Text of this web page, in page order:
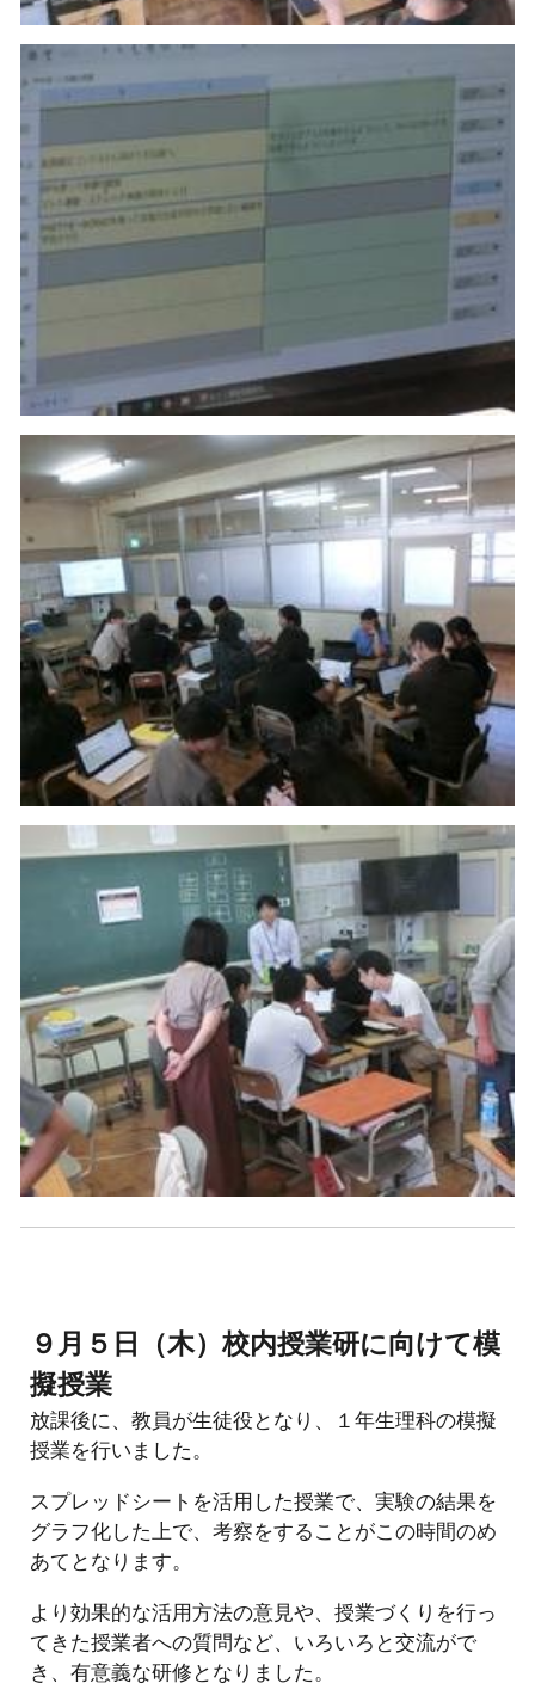
９月５日（木）校内授業研に向けて模
擬授業
放課後に、教員が生徒役となり、１年生理科の模擬
授業を行いました。
スプレッドシートを活用した授業で、実験の結果を
グラフ化した上で、考察をすることがこの時間のめ
あてとなります。
より効果的な活用方法の意見や、授業づくりを行っ
てきた授業者への質問など、いろいろと交流がで
き、有意義な研修となりました。